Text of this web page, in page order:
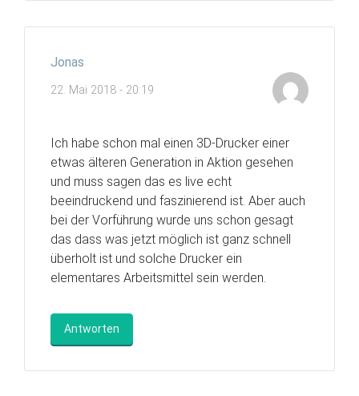
Jonas
22. Mai 2018 - 20:19
Ich habe schon mal einen 3D-Drucker einer
etwas älteren Generation in Aktion gesehen
und muss sagen das es live echt
beeindruckend und faszinierend ist. Aber auch
bei der Vorführung wurde uns schon gesagt
das dass was jetzt möglich ist ganz schnell
überholt ist und solche Drucker ein
elementares Arbeitsmittel sein werden.
Antworten